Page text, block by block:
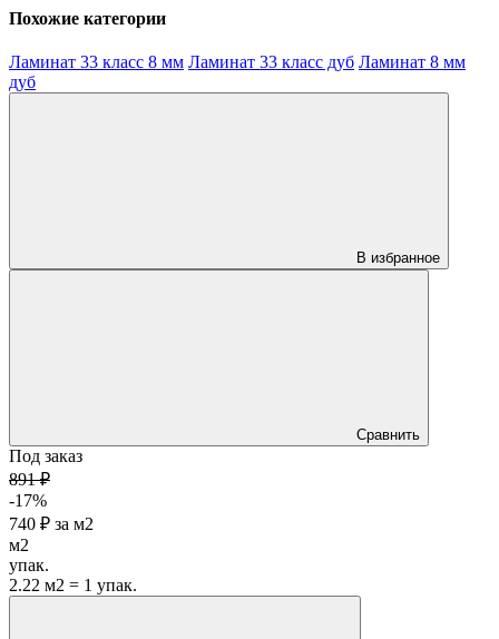
Похожие категории
Ламинат 33 класс 8 мм Ламинат 33 класс дуб Ламинат 8 мм
дуб
В избранное
Сравнить
Под заказ
891 ₽
-17%
740 ₽ за м2
м2
упак.
2.22 м2 = 1 упак.